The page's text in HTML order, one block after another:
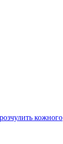
кожного